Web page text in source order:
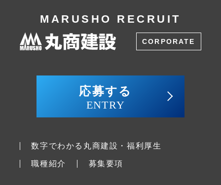
MARUSHO RECRUIT
CORPORATE
数字でわかる丸商建設・福利厚生
職種紹介 募集要項
応募する
ENTRY